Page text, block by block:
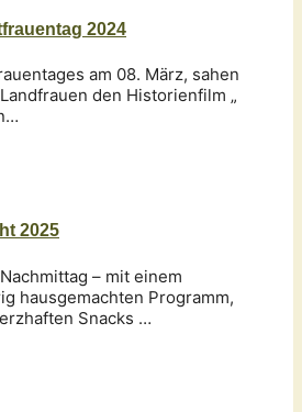
2024
am 08. März, sahen
den Historienfilm „
2025
– mit einem
hausgemachten Programm,
Snacks …